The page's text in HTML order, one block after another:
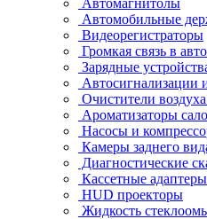
Автомобильные
Видеорегистраторы
Громкая связь в авто
Зарядные
Автосигнализации
Очистители
Ароматизаторы
Насосы и
Камеры заднего
Диагностические
Кассетные адаптеры
HUD проекторы
Жидкость